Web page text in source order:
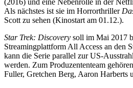
Als nächstes ist sie im Horrorthriller
Scott zu sehen (Kinostart am 01.12.).
Star Trek: Discovery soll im Mai 2017
Streamingplattform All Access an den
kann die Serie parallel zur US-
werden. Zum Produzententeam
Fuller, Gretchen Berg, Aaron Harberts